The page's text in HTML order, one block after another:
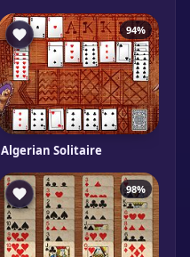
94%
Algerian Solitaire
98%